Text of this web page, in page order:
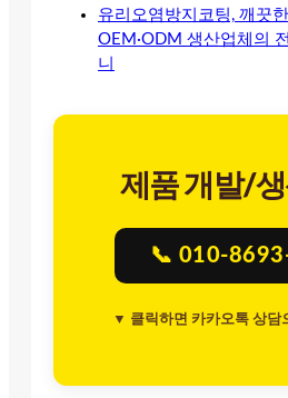
유리오염방지코팅, 깨끗
OEM·ODM 생산업체의
니
제품 개발/생
📞 010-
▼ 클릭하면 카카오톡 상담